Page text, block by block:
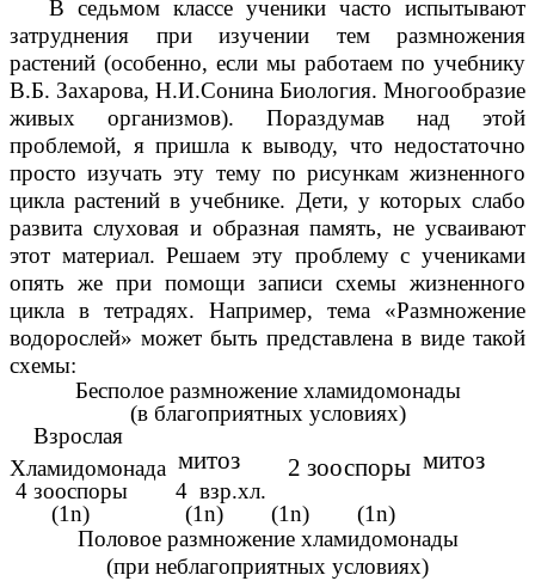
В седьмом классе ученики часто испытывают
затруднения при изучении тем размножения
растений (особенно, если мы работаем по учебнику
В.Б. Захарова, Н.И.Сонина Биология. Многообразие
живых организмов). Пораздумав над этой
проблемой, я пришла к выводу, что недостаточно
просто изучать эту тему по рисункам жизненного
цикла растений в учебнике. Дети, у которых слабо
развита слуховая и образная память, не усваивают
этот материал. Решаем эту проблему с учениками
опять же при помощи записи схемы жизненного
цикла в тетрадях. Например, тема «Размножение
водорослей» может быть представлена в виде такой
схемы:
Бесполое размножение хламидомонады
(в благоприятных условиях)
Взрослая
Хламидомонада митоз 2 зооспоры митоз
4 зооспоры 4 взр.хл.
(1n) (1n) (1n) (1n)
Половое размножение хламидомонады
(при неблагоприятных условиях)